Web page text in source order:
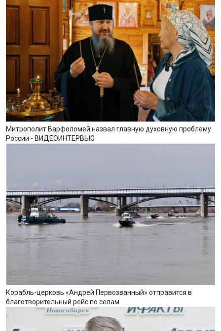
Митрополит Варфоломей назвал главную духовную проблему
России - ВИДЕОИНТЕРВЬЮ
Корабль-церковь «Андрей Первозванный» отправится в
благотворительный рейс по селам